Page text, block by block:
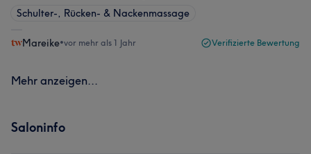
Schulter-, Rücken- & Nackenmassage
Mareike•vor mehr als 1 Jahr Verifizierte Bewertung
Mehr anzeigen...
Saloninfo